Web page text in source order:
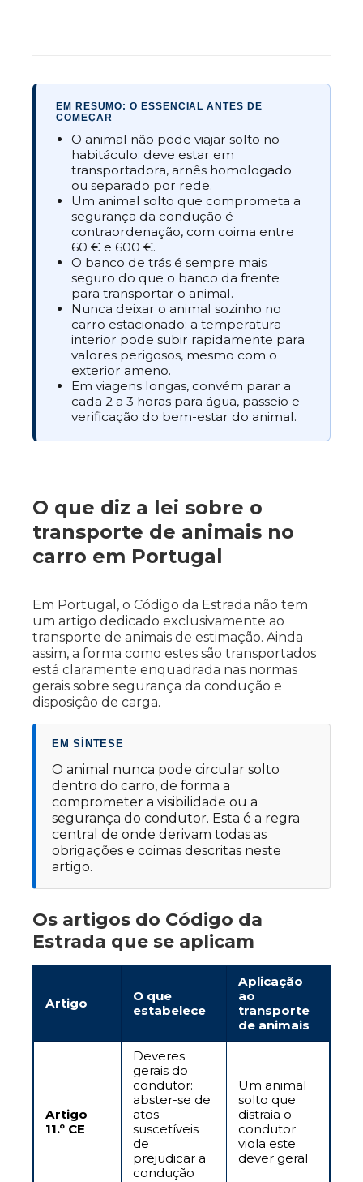
EM RESUMO: O ESSENCIAL ANTES DE
COMEÇAR
O animal não pode viajar solto no
habitáculo: deve estar em
transportadora, arnês homologado
ou separado por rede.
Um animal solto que comprometa a
segurança da condução é
contraordenação, com coima entre
60 € e 600 €.
O banco de trás é sempre mais
seguro do que o banco da frente
para transportar o animal.
Nunca deixar o animal sozinho no
carro estacionado: a temperatura
interior pode subir rapidamente para
valores perigosos, mesmo com o
exterior ameno.
Em viagens longas, convém parar a
cada 2 a 3 horas para água, passeio e
verificação do bem-estar do animal.
O que diz a lei sobre o
transporte de animais no
carro em Portugal
Em Portugal, o Código da Estrada não tem
um artigo dedicado exclusivamente ao
transporte de animais de estimação. Ainda
assim, a forma como estes são transportados
está claramente enquadrada nas normas
gerais sobre segurança da condução e
disposição de carga.
EM SÍNTESE
O animal nunca pode circular solto
dentro do carro, de forma a
comprometer a visibilidade ou a
segurança do condutor. Esta é a regra
central de onde derivam todas as
obrigações e coimas descritas neste
artigo.
Os artigos do Código da
Estrada que se aplicam
Artigo
O que
estabelece
Aplicação
ao
transporte
de animais
Artigo
11.º CE
Deveres
gerais do
condutor:
abster-se de
atos
suscetíveis
de
prejudicar a
condução
Um animal
solto que
distraia o
condutor
viola este
dever geral